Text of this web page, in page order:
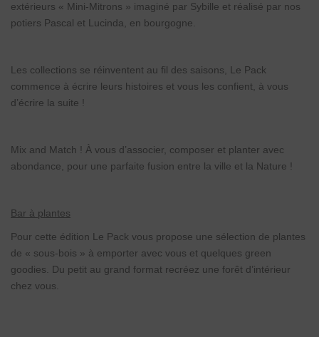
extérieurs « Mini-Mitrons » imaginé par Sybille et réalisé par nos
potiers Pascal et Lucinda, en bourgogne.
Les collections se réinventent au fil des saisons, Le Pack
commence à écrire leurs histoires et vous les confient, à vous
d’écrire la suite !
Mix and Match ! À vous d’associer, composer et planter avec
abondance, pour une parfaite fusion entre la ville et la Nature !
Bar à plantes
Pour cette édition Le Pack vous propose une sélection de plantes
de « sous-bois » à emporter avec vous et quelques green
goodies. Du petit au grand format recréez une forêt d’intérieur
chez vous.